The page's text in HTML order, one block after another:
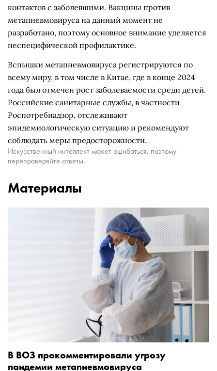
контактов с заболевшими. Вакцины против
метапневмовируса на данный момент не
разработано, поэтому основное внимание уделяется
неспецифической профилактике.
Вспышки метапневмовируса регистрируются по
всему миру, в том числе в Китае, где в конце 2024
года был отмечен рост заболеваемости среди детей.
Российские санитарные службы, в частности
Роспотребнадзор, отслеживают
эпидемиологическую ситуацию и рекомендуют
соблюдать меры предосторожности.
Искусственный интеллект может ошибаться, поэтому
перепроверяйте ответы.
Материалы
В ВОЗ прокомментировали угрозу
пандемии метапневмовируса